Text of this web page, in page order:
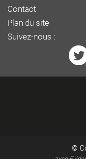
Contact
Plan du site
Suivez-nous :
©